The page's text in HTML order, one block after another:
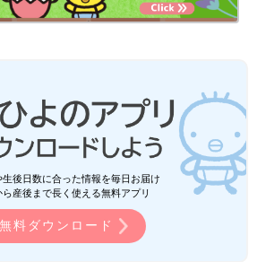
ーター・漫画家。
さんお母さんはぜひ使ってみて下さい。
けます
ト載せてます。
ャンネル登録どうぞ。
インスタ
後日数に合った情報を毎日お届け
産後まで長く使える無料アプリ
無料ダウンロード